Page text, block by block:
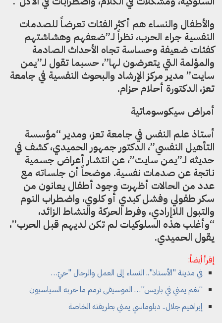
والأطفال والنساء هم أكثر الفئات تعرضاً للصدمات
النفسية جراء الحرب، نظراً لـ”ضعفهم وهشاشتهم
كفئات ضعيفة وحساسة تجاه الأحداث الصادمة
والمؤلمة التي يتعرضون لها”، حسبما تقول لـ”يمن
سايت” مدير مركز الإرشاد والبحوث النفسية في جامعة
تعز، الدكتورة أحلام حزام.
أمراض سيكوسوماتية
أستاذ علم النفس في جامعة تعز، ومدير “مؤسسة
التأهيل النفسي”، الدكتور جمهور الحميدي، كشف في
حديثه لـ”يمن سايت”، عن انتشار أعراض جسمية
ناتجة عن صدمات نفسية. موضحاً أن جلساته مع
عدد من الحالات أظهرت وجود أطفال يعانون من
سكر طفولي وفشل كبدي أو كلوي، واضطراب النوم
والتبول اللاإرادي، وفرط الحركة والنشاط الزائد،
“وأغلب هذه السلوكيات لم تكن لديهم قبل الحرب”،
يقول الحميدي.
إقرأ أيضاً:
في مدينة "الأستاذ".. النساء إلى العمل والرجال "حيّ…
“نغم يمني في باريس”… الموسيقى ترمم ما خربه السياسيون
إبراهيم جلال.. دبلوماسي يمني بطريقته الخاصة